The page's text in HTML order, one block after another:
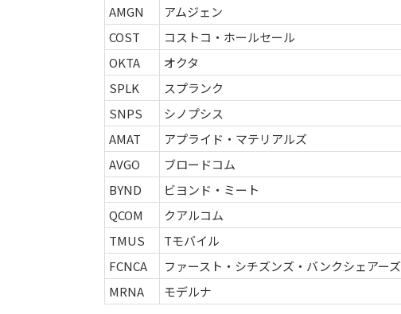
AMGN
アムジェン
COST
コストコ・ホールセール
OKTA
オクタ
SPLK
スプランク
SNPS
シノプシス
AMAT
アプライド・マテリアルズ
AVGO
ブロードコム
BYND
ビヨンド・ミート
QCOM
クアルコム
TMUS
Tモバイル
FCNCA
ファースト・シチズンズ・バンクシェアーズ
MRNA
モデルナ